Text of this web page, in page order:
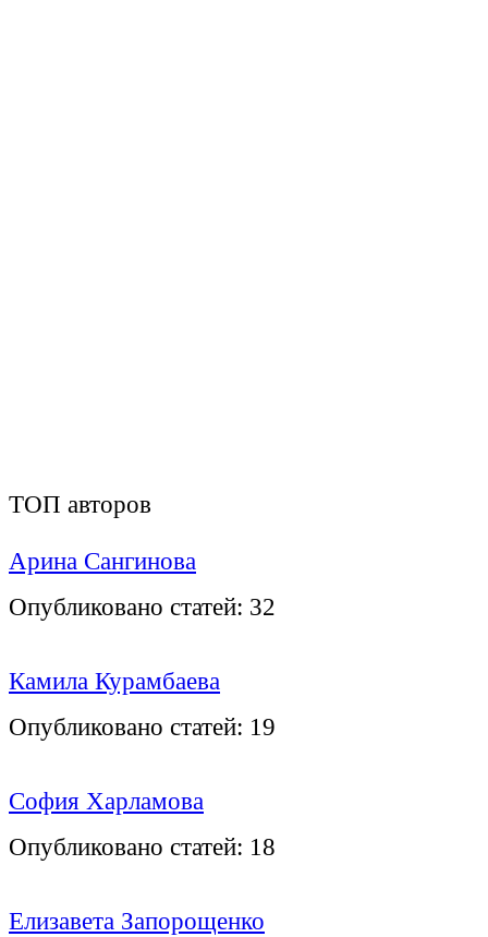
ТОП авторов
Арина Сангинова
Опубликовано статей: 32
Камила Курамбаева
Опубликовано статей: 19
София Харламова
Опубликовано статей: 18
Елизавета Запорощенко